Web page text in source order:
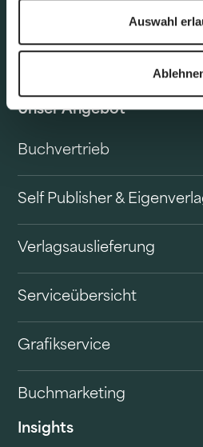
Auswahl
Unser Angebot
Buchvertrieb
Self Publisher &
Verlagsauslieferung
Serviceübersicht
Grafikservice
Buchmarketing
Insights